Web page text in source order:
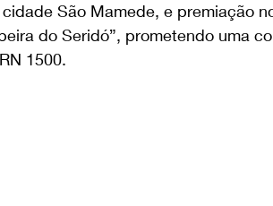
São Mamede, e premiação
do Seridó”, prometendo uma
1500.